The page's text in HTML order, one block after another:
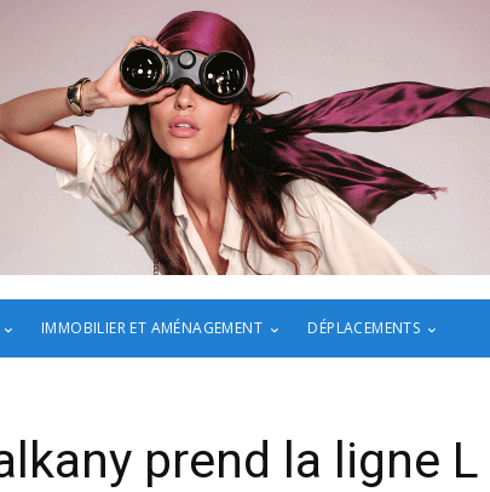
IMMOBILIER ET AMÉNAGEMENT DÉPLACEMENTS
prend la ligne L